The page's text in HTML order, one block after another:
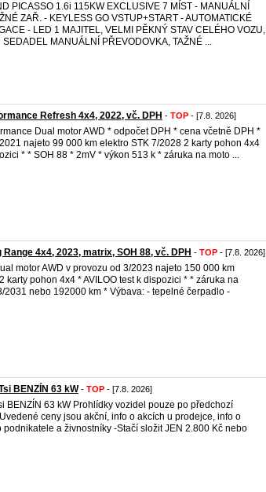
PICASSO 1.6i 115KW EXCLUSIVE 7 MÍST - MANUÁLNÍ
ZAŘ. - KEYLESS GO VSTUP+START - AUTOMATICKÉ
- LED 1 MAJITEL, VELMI PĚKNÝ STAV CELÉHO VOZU,
MANUÁLNÍ PŘEVODOVKA, TAŽNÉ ...
Refresh 4x4, 2022, vč. DPH - TOP - [7.8. 2026]
Dual motor AWD * odpočet DPH * cena včetně DPH *
najeto 99 000 km elektro STK 7/2028 2 karty pohon 4x4
* * SOH 88 * 2mV * výkon 513 k * záruka na moto ...
Range 4x4, 2023, matrix, SOH 88, vč. DPH - TOP - [7.8. 2026]
motor AWD v provozu od 3/2023 najeto 150 000 km
karty pohon 4x4 * AVILOO test k dispozici * * záruka na
2031 nebo 192000 km * Výbava: - tepelné čerpadlo -
BENZÍN 63 kW- TOP - [7.8. 2026]
BENZÍN 63 kW Prohlídky vozidel pouze po předchozí
ceny jsou akční, info o akcích u prodejce, info o
podnikatele a živnostníky -Stačí složit JEN 2.800 Kč nebo